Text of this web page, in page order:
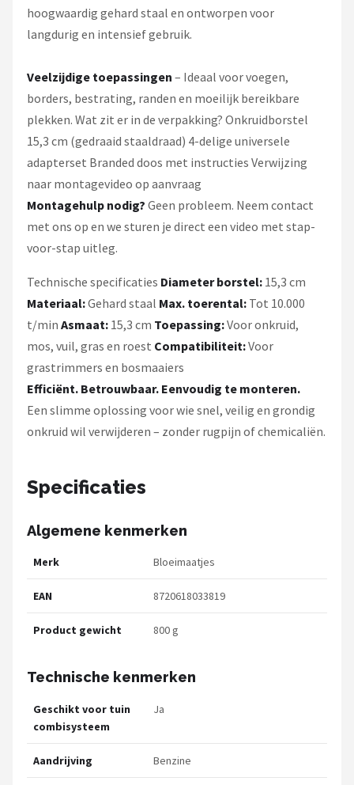
hoogwaardig gehard staal en ontworpen voor
langdurig en intensief gebruik.
Veelzijdige toepassingen – Ideaal voor voegen,
borders, bestrating, randen en moeilijk bereikbare
plekken. Wat zit er in de verpakking? Onkruidborstel
15,3 cm (gedraaid staaldraad) 4-delige universele
adapterset Branded doos met instructies Verwijzing
naar montagevideo op aanvraag
Montagehulp nodig? Geen probleem. Neem contact
met ons op en we sturen je direct een video met stap-
voor-stap uitleg.
Technische specificaties Diameter borstel: 15,3 cm
Materiaal:Gehard staal Max. toerental: Tot 10.000
t/min Asmaat: 15,3 cm Toepassing:Voor onkruid,
mos, vuil, gras en roest Compatibiliteit:Voor
grastrimmers en bosmaaiers
Efficiënt. Betrouwbaar. Eenvoudig te monteren.
Een slimme oplossing voor wie snel, veilig en grondig
onkruid wil verwijderen – zonder rugpijn of chemicaliën.
Specificaties
Algemene kenmerken
Merk Bloeimaatjes
EAN 8720618033819
Product gewicht 800 g
Technische kenmerken
Geschikt voor tuin
combisysteem
Ja
Aandrijving Benzine